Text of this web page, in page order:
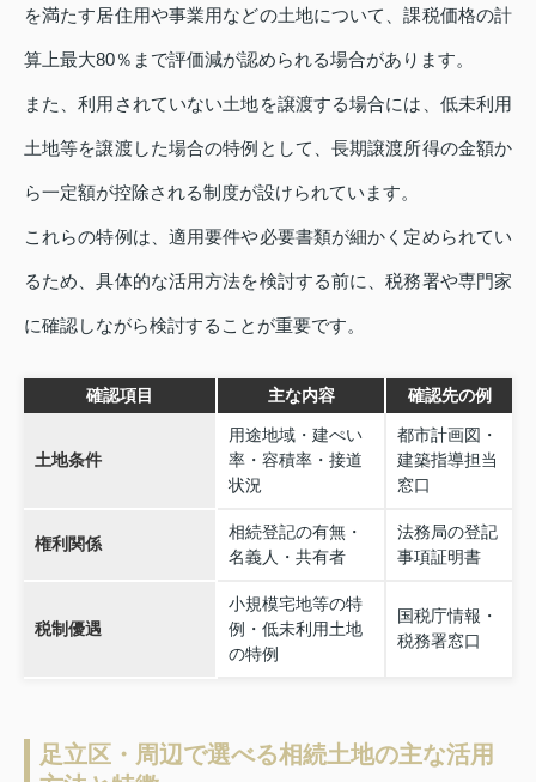
を満たす居住用や事業用などの土地について、課税価格の計
算上最大80％まで評価減が認められる場合があります。
また、利用されていない土地を譲渡する場合には、低未利用
土地等を譲渡した場合の特例として、長期譲渡所得の金額か
ら一定額が控除される制度が設けられています。
これらの特例は、適用要件や必要書類が細かく定められてい
るため、具体的な活用方法を検討する前に、税務署や専門家
に確認しながら検討することが重要です。
確認項目 主な内容 確認先の例
土地条件
用途地域・建ぺい
率・容積率・接道
状況
都市計画図・
建築指導担当
窓口
権利関係
相続登記の有無・
名義人・共有者
法務局の登記
事項証明書
税制優遇
小規模宅地等の特
例・低未利用土地
の特例
国税庁情報・
税務署窓口
足立区・周辺で選べる相続土地の主な活用